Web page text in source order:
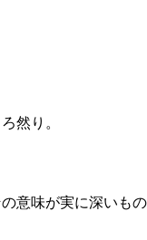
然り。
意味が実に深いも